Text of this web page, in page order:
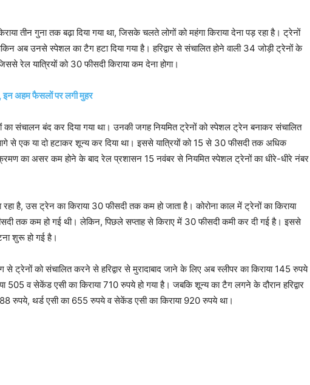
तीन गुना तक बढ़ा दिया गया था, जिसके चलते लोगों को महंगा किराया देना पड़ रहा है। ट्रेनों
अब उनसे स्पेशल का टैग हटा दिया गया है। हरिद्वार से संचालित होने वाली 34 जोड़ी ट्रेनों के
रेल यात्रियों को 30 फीसदी किराया कम देना होगा।
इन अहम फैसलों पर लगी मुहर
का संचालन बंद कर दिया गया था। उनकी जगह नियमित ट्रेनों को स्पेशल ट्रेन बनाकर संचालित
से एक या दो हटाकर शून्य कर दिया था। इससे यात्रियों को 15 से 30 फीसदी तक अधिक
का असर कम होने के बाद रेल प्रशासन 15 नवंबर से नियमित स्पेशल ट्रेनों का धीरे-धीरे नंबर
है, उस ट्रेन का किराया 30 फीसदी तक कम हो जाता है। कोरोना काल में ट्रेनों का किराया
तक कम हो गई थी। लेकिन, पिछले सप्ताह से किराए में 30 फीसदी कमी कर दी गई है। इससे
शुरू हो गई है।
ट्रेनों को संचालित करने से हरिद्वार से मुरादाबाद जाने के लिए अब स्लीपर का किराया 145 रुपये
505 व सेकेंड एसी का किराया 710 रुपये हो गया है। जबकि शून्य का टैग लगने के दौरान हरिद्वार
188 रुपये, थर्ड एसी का 655 रुपये व सेकेंड एसी का किराया 920 रुपये था।